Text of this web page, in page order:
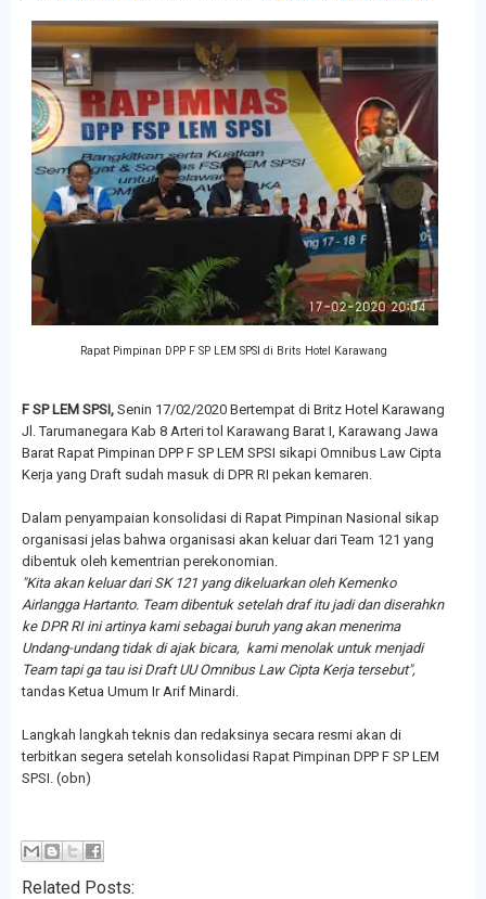
Rapat Pimpinan DPP F SP LEM SPSI di Brits Hotel Karawang
F SP LEM SPSI, Senin 17/02/2020 Bertempat di Britz Hotel Karawang
Jl. Tarumanegara Kab 8 Arteri tol Karawang Barat I, Karawang Jawa
Barat Rapat Pimpinan DPP F SP LEM SPSI sikapi Omnibus Law Cipta
Kerja yang Draft sudah masuk di DPR RI pekan kemaren.
Dalam penyampaian konsolidasi di Rapat Pimpinan Nasional sikap
organisasi jelas bahwa organisasi akan keluar dari Team 121 yang
dibentuk oleh kementrian perekonomian.
"Kita akan keluar dari SK 121 yang dikeluarkan oleh Kemenko
Airlangga Hartanto. Team dibentuk setelah draf itu jadi dan diserahkn
ke DPR RI ini artinya kami sebagai buruh yang akan menerima
Undang-undang tidak di ajak bicara, kami menolak untuk menjadi
Team tapi ga tau isi Draft UU Omnibus Law Cipta Kerja tersebut",
tandas Ketua Umum Ir Arif Minardi.
Langkah langkah teknis dan redaksinya secara resmi akan di
terbitkan segera setelah konsolidasi Rapat Pimpinan DPP F SP LEM
SPSI. (obn)
Related Posts: